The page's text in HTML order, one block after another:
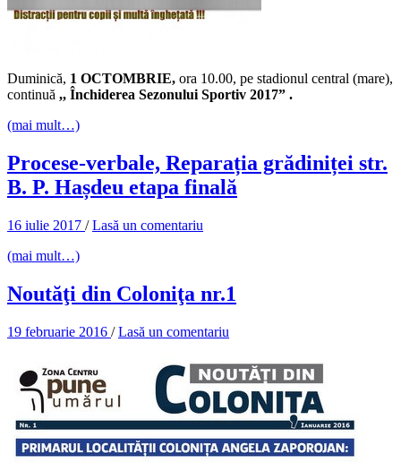
Duminică, 1 OCTOMBRIE, ora 10.00, pe stadionul central (mare),
continuă ,, Închiderea Sezonului Sportiv 2017” .
(mai mult…)
Procese-verbale, Reparația grădiniței str.
B. P. Hașdeu etapa finală
16 iulie 2017 /Lasă un comentariu
(mai mult…)
Noutăţi din Coloniţa nr.1
19 februarie 2016 /Lasă un comentariu